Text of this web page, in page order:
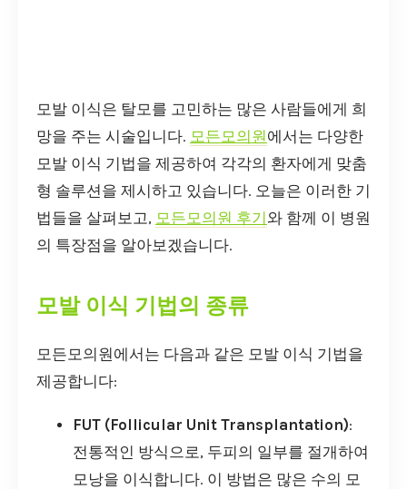
모발 이식은 탈모를 고민하는 많은 사람들에게 희
망을 주는 시술입니다. 모든모의원에서는 다양한
모발 이식 기법을 제공하여 각각의 환자에게 맞춤
형 솔루션을 제시하고 있습니다. 오늘은 이러한 기
법들을 살펴보고, 모든모의원 후기 와 함께 이 병원
의 특장점을 알아보겠습니다.
모발 이식 기법의 종류
모든모의원에서는 다음과 같은 모발 이식 기법을
제공합니다:
FUT (Follicular Unit Transplantation):
전통적인 방식으로, 두피의 일부를 절개하여
모낭을 이식합니다. 이 방법은 많은 수의 모